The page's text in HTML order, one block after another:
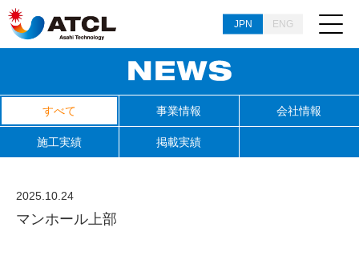
JPN ENG
すべて 事業情報 会社情報
施工実績 掲載実績
2025.10.24
マンホール上部